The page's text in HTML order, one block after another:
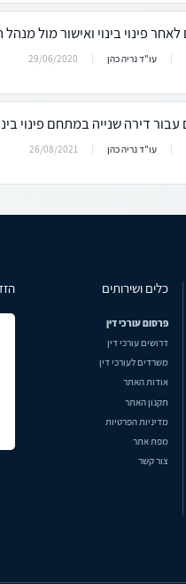
לאחר פינוי בינוי ואישור מול
עו"ד נריה כהן 29/06/2020
דירה שנייה במתחם פינוי
עו"ד נריה כהן 26/08/2021
כלים ושירותים
פרסום עורכי דין
דרושים עורכי דין
משרדים לעורכי דין
אודות האתר
תקנון האתר
מדיניות הפרטיות
מפת אתר
צור קשר